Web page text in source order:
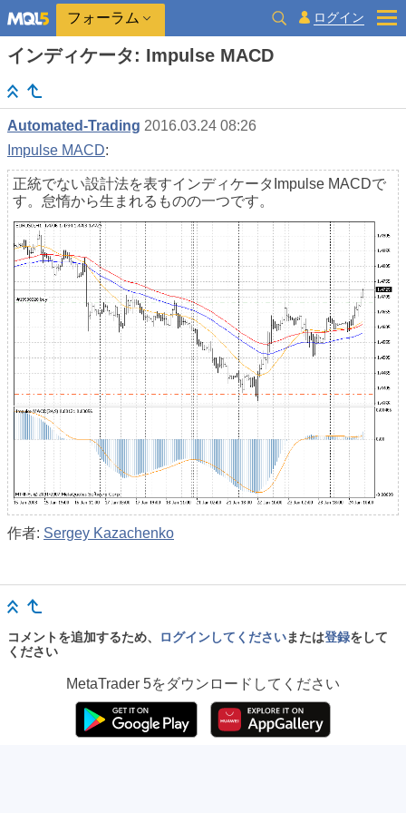
フォーラム ログイン
インディケータ: Impulse MACD
Automated-Trading 2016.03.24 08:26
Impulse MACD:
正統でない設計法を表すインディケータImpulse MACDで
す。怠惰から生まれるものの一つです。
作者: Sergey Kazachenko
コメントを追加するため、 ログインしてくださいまたは登録をして
ください
MetaTrader 5をダウンロードしてください